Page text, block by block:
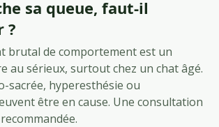
sa queue, faut-il
?
brutal de comportement est un
au sérieux, surtout chez un chat âgé.
sacrée, hyperesthésie ou
être en cause. Une consultation